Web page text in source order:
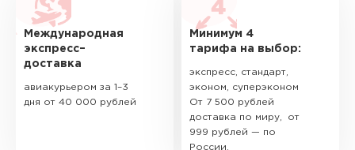
Международная
экспресс–
доставка
авиакурьером за 1–3
дня от 40 000 рублей
Минимум 4
тарифа на выбор:
экспресс, стандарт,
эконом, суперэконом
От 7 500 рублей
доставка по миру, от
999 рублей — по
России.